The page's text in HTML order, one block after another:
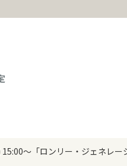
～「ロンリー・ジェネレ